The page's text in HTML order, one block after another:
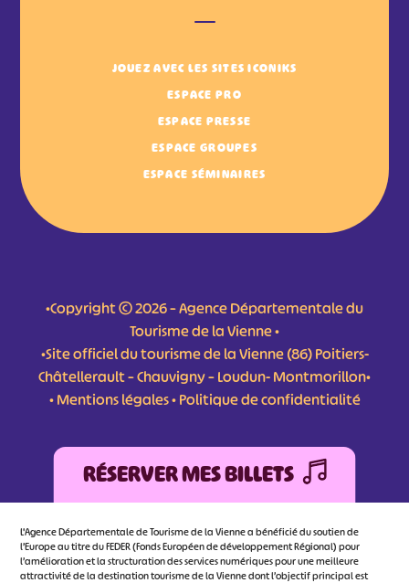
JOUEZ AVEC LES SITES ICONIKS
ESPACE PRO
ESPACE PRESSE
ESPACE GROUPES
ESPACE SÉMINAIRES
•Copyright © 2026 – Agence Départementale du
Tourisme de la Vienne •
•Site officiel du tourisme de la Vienne (86) Poitiers-
Châtellerault – Chauvigny – Loudun- Montmorillon•
•Mentions légales•Politique de confidentialité
RÉSERVER MES BILLETS
L'Agence Départementale de Tourisme de la Vienne a bénéficié du soutien de
l’Europe au titre du FEDER (Fonds Européen de développement Régional) pour
l’amélioration et la structuration des services numériques pour une meilleure
attractivité de la destination tourisme de la Vienne dont l’objectif principal est